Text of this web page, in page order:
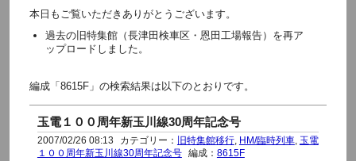
本日もご覧いただきありがとうございます。
過去の旧特集館（長津田検車区・恩田工場報告）を再ア
ップロードしました。
編成「8615F」の検索結果は以下のとおりです。
玉電１００周年新玉川線30周年記念号
2007/02/26 08:13 カテゴリー： 旧特集館移行, HM/臨時列車, 玉電
１００周年新玉川線30周年記念号
編成： 8615F